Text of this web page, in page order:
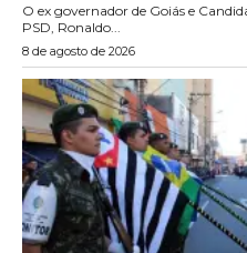
O ex governador de Goiás e
PSD, Ronaldo...
8 de agosto de 2026